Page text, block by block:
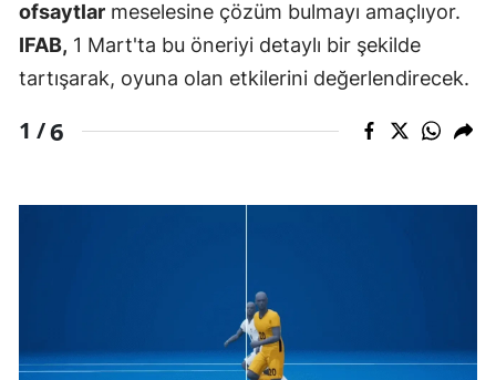
ofsaytlar meselesine çözüm bulmayı amaçlıyor.
IFAB, 1 Mart'ta bu öneriyi detaylı bir şekilde
tartışarak, oyuna olan etkilerini değerlendirecek.
1 /6